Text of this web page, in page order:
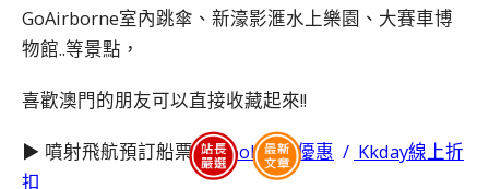
GoAirborne室內跳傘、新濠影滙水上樂園、大賽車博
物館..等景點，
喜歡澳門的朋友可以直接收藏起來!!
▶︎ 噴射飛航預訂船票：Klook限時優惠 / Kkday線上折
扣